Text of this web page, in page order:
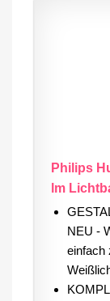
Philips
lm
NEU -
einfach